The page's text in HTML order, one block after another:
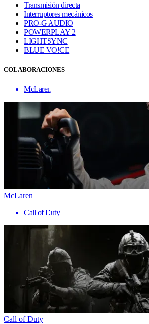
Transmisión directa
Interruptores mecánicos
PRO-G AUDIO
POWERPLAY 2
LIGHTSYNC
BLUE VO!CE
COLABORACIONES
McLaren
McLaren
Call of Duty
Call of Duty